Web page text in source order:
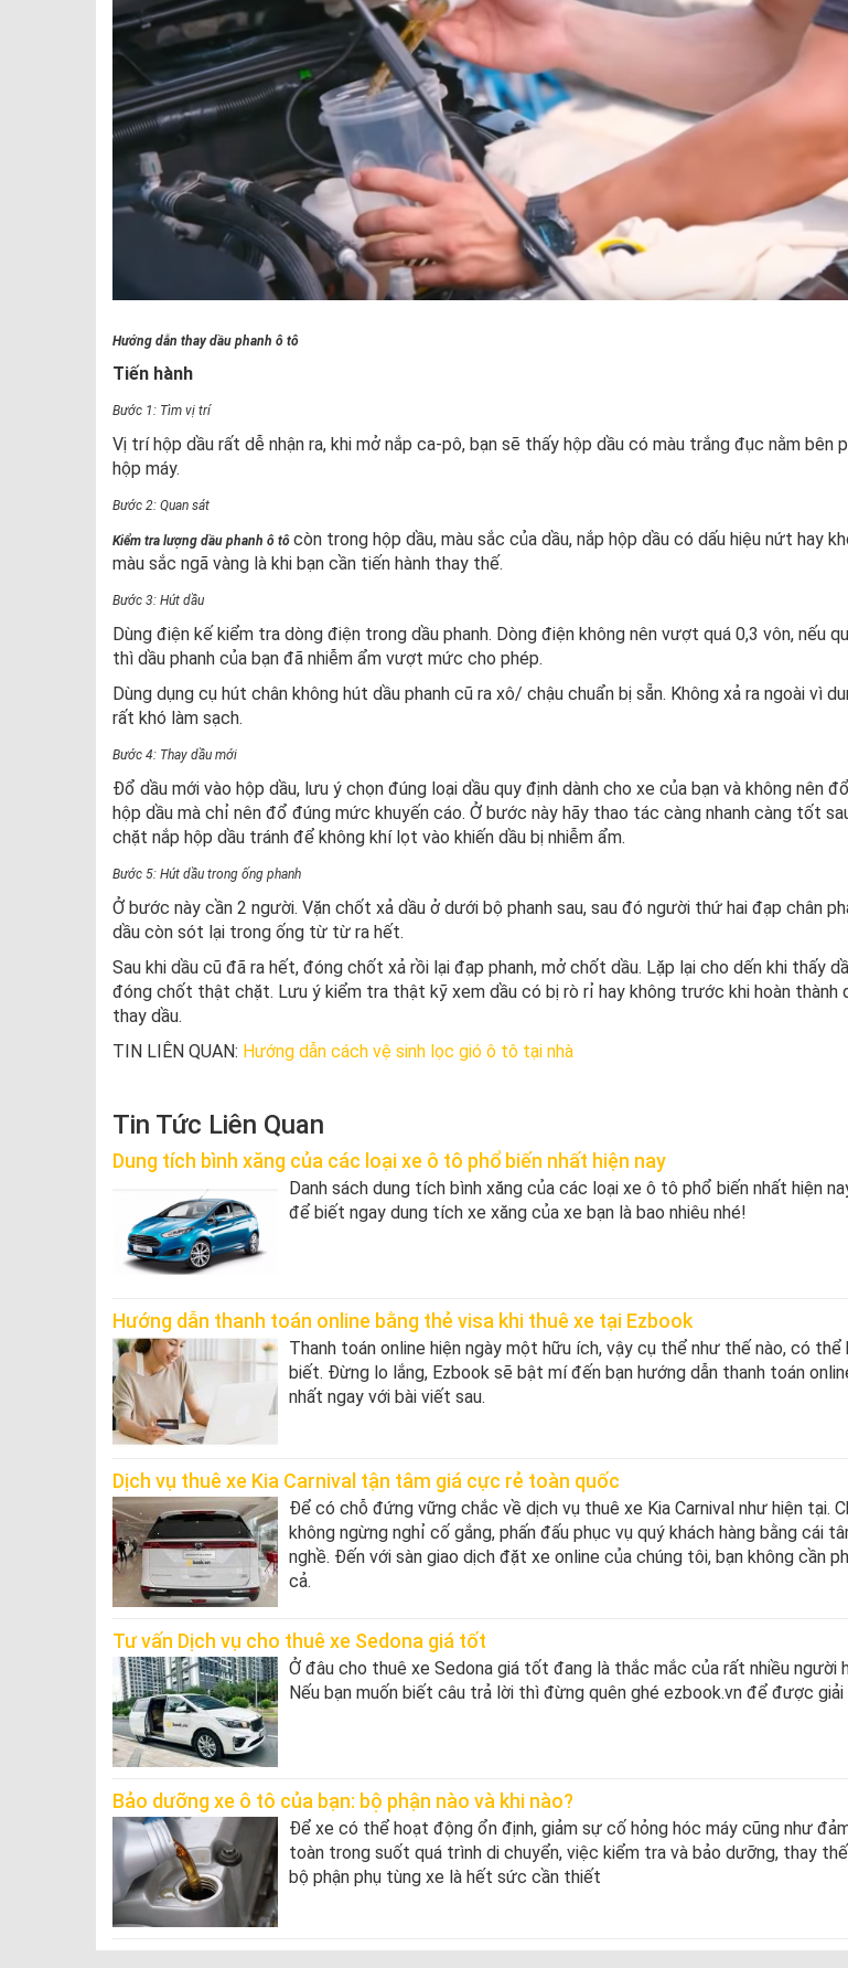
Hướng dẫn thay dầu phanh ô tô
Tiến hành
Bước 1: Tìm vị trí
Vị trí hộp dầu rất dễ nhận ra, khi mở nắp ca-pô, bạn sẽ thấy hộp dầu có màu trắng đục nằm bên
hộp máy.
Bước 2: Quan sát
Kiểm tra lượng dầu phanh ô tô còn trong hộp dầu, màu sắc của dầu, nắp hộp dầu có dấu hiệu nứt hay
màu sắc ngã vàng là khi bạn cần tiến hành thay thế.
Bước 3: Hút dầu
Dùng điện kế kiểm tra dòng điện trong dầu phanh. Dòng điện không nên vượt quá 0,3 vôn, nếu
thì dầu phanh của bạn đã nhiễm ẩm vượt mức cho phép.
Dùng dụng cụ hút chân không hút dầu phanh cũ ra xô/ chậu chuẩn bị sẵn. Không xả ra ngoài vì
rất khó làm sạch.
Bước 4: Thay dầu mới
Đổ dầu mới vào hộp dầu, lưu ý chọn đúng loại dầu quy định dành cho xe của bạn và không nên
hộp dầu mà chỉ nên đổ đúng mức khuyến cáo. Ở bước này hãy thao tác càng nhanh càng tốt
chặt nắp hộp dầu tránh để không khí lọt vào khiến dầu bị nhiễm ẩm.
Bước 5: Hút dầu trong ống phanh
Ở bước này cần 2 người. Vặn chốt xả dầu ở dưới bộ phanh sau, sau đó người thứ hai đạp chân
dầu còn sót lại trong ống từ từ ra hết.
Sau khi dầu cũ đã ra hết, đóng chốt xả rồi lại đạp phanh, mở chốt dầu. Lặp lại cho dến khi thấy
đóng chốt thật chặt. Lưu ý kiểm tra thật kỹ xem dầu có bị rò rỉ hay không trước khi hoàn thành
thay dầu.
TIN LIÊN QUAN: Hướng dẫn cách vệ sinh lọc gió ô tô tại nhà
Tin Tức Liên Quan
Dung tích bình xăng của các loại xe ô tô phổ biến nhất hiện nay
Danh sách dung tích bình xăng của các loại xe ô tô phổ biến nhất hiện
để biết ngay dung tích xe xăng của xe bạn là bao nhiêu nhé!
Hướng dẫn thanh toán online bằng thẻ visa khi thuê xe tại Ezbook
Thanh toán online hiện ngày một hữu ích, vậy cụ thể như thế nào, có thể
biết. Đừng lo lắng, Ezbook sẽ bật mí đến bạn hướng dẫn thanh toán
nhất ngay với bài viết sau.
Dịch vụ thuê xe Kia Carnival tận tâm giá cực rẻ toàn quốc
Để có chỗ đứng vững chắc về dịch vụ thuê xe Kia Carnival như hiện tại.
không ngừng nghỉ cố gắng, phấn đấu phục vụ quý khách hàng bằng cái
nghề. Đến với sàn giao dịch đặt xe online của chúng tôi, bạn không cần
cả.
Tư vấn Dịch vụ cho thuê xe Sedona giá tốt
Ở đâu cho thuê xe Sedona giá tốt đang là thắc mắc của rất nhiều người
Nếu bạn muốn biết câu trả lời thì đừng quên ghé ezbook.vn để được giải
Bảo dưỡng xe ô tô của bạn: bộ phận nào và khi nào?
Để xe có thể hoạt động ổn định, giảm sự cố hỏng hóc máy cũng như
toàn trong suốt quá trình di chuyển, việc kiểm tra và bảo dưỡng, thay
bộ phận phụ tùng xe là hết sức cần thiết